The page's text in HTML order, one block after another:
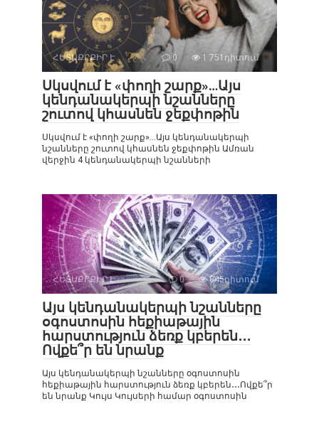
ՀԵՏԱՔՐՔԻՐ Է 0 1 751դիտում
Սկսվում է «փողի շարք»…Այս
կենդանակերպի նշանները
շուտով կհասնեն ջեքփոթին
Սկսվում է «փողի շարք»…Այս կենդանակերպի
նշանները շուտով կհասնեն ջեքփոթին Ամռան
վերջին 4 կենդանակերպի նշանների
ՀԵՏԱՔՐՔԻՐ Է 0 845դիտում
Այս կենդանակերպի նշանները
օգոստոսին հեքիաթային
հարստություն ձեռք կբերեն․․․
Ովքե՞ր են նրանք
Այս կենդանակերպի նշանները օգոստոսին
հեքիաթային հարստություն ձեռք կբերեն․․․Ովքե՞ր
են նրանք Կույս Կույսերի համար օգոստոսին